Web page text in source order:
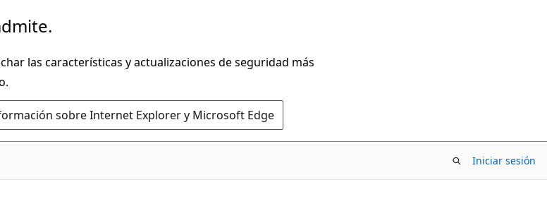
las características y actualizaciones de seguridad más
sobre Internet Explorer y Microsoft Edge
Iniciar sesión